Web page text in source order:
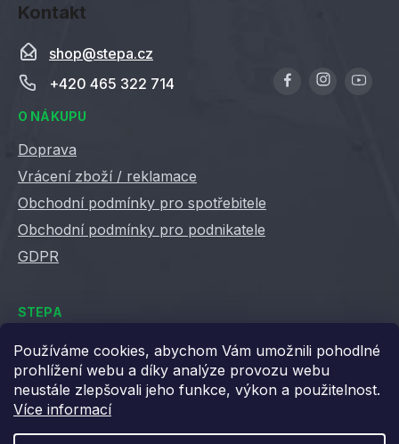
Používáme cookies, abychom Vám umožnili pohodlné
prohlížení webu a díky analýze provozu webu
neustále zlepšovali jeho funkce, výkon a použitelnost.
Více informací
Kontakt
shop@stepa.cz
+420 465 322 714
O NÁKUPU
Doprava
Vrácení zboží / reklamace
Obchodní podmínky pro spotřebitele
Obchodní podmínky pro podnikatele
GDPR
STEPA
Kontakty
Kariéra ve Stepě
Věrnostní slevy